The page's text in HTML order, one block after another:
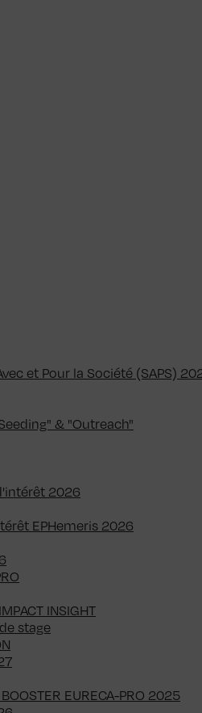
et Pour la Société (SAPS)
& "Outreach"
2026
EPHemeris 2026
INSIGHT
stage
EURECA-PRO 2025